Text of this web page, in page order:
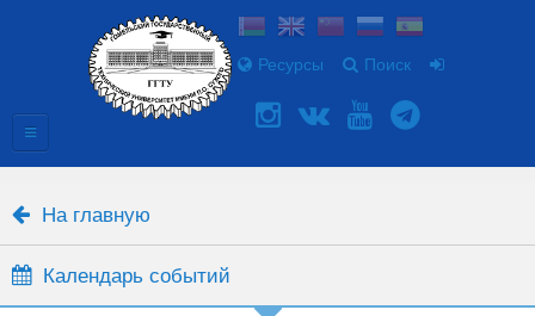
Ресурсы Поиск
На главную
Календарь событий